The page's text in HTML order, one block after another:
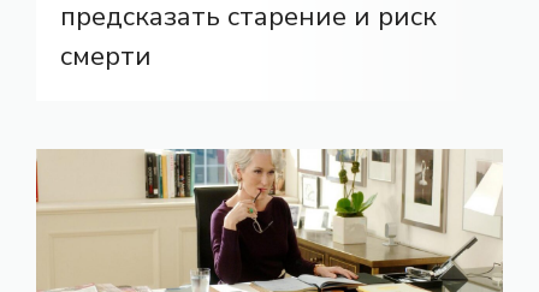
предсказать старение и риск
смерти